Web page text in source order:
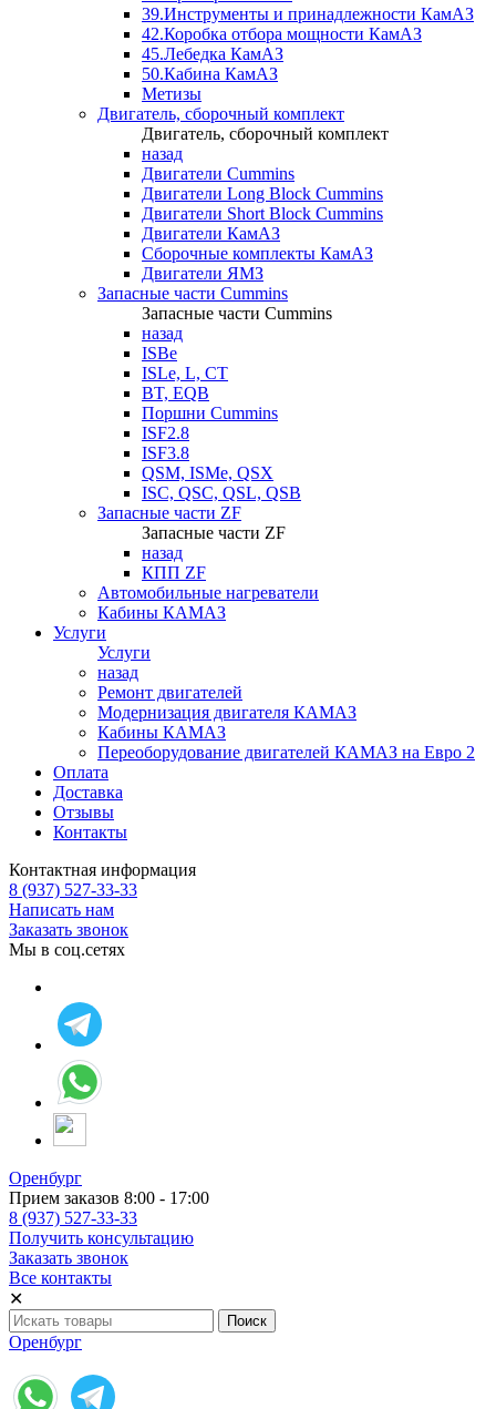
39.Инструменты и принадлежности КамАЗ
42.Коробка отбора мощности КамАЗ
45.Лебедка КамАЗ
50.Кабина КамАЗ
Метизы
Двигатель, сборочный комплект
Двигатель, сборочный комплект
назад
Двигатели Cummins
Двигатели Long Bloсk Cummins
Двигатели Short Bloсk Cummins
Двигатели КамАЗ
Сборочные комплекты КамАЗ
Двигатели ЯМЗ
Запасные части Cummins
Запасные части Cummins
назад
ISBe
ISLe, L, CT
BT, EQB
Поршни Cummins
ISF2.8
ISF3.8
QSM, ISMe, QSX
ISC, QSC, QSL, QSB
Запасные части ZF
Запасные части ZF
назад
КПП ZF
Автомобильные нагреватели
Кабины КАМАЗ
Услуги
Услуги
назад
Ремонт двигателей
Модернизация двигателя КАМАЗ
Кабины КАМАЗ
Переоборудование двигателей КАМАЗ на Евро 2
Оплата
Доставка
Отзывы
Контакты
Контактная информация
8 (937) 527-33-33
Написать нам
Заказать звонок
Мы в соц.сетях
Оренбург
Прием заказов 8:00 - 17:00
8 (937) 527-33-33
Получить консультацию
Заказать звонок
Все контакты
✕
Оренбург